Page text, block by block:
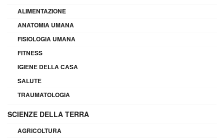
ALIMENTAZIONE
ANATOMIA UMANA
FISIOLOGIA UMANA
FITNESS
IGIENE DELLA CASA
SALUTE
TRAUMATOLOGIA
SCIENZE DELLA TERRA
AGRICOLTURA